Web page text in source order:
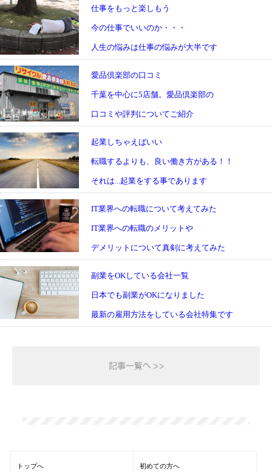
仕事をもっと楽しもう
今の仕事でいいのか・・・
人生の悩みは仕事の悩みが大半です
愛品倶楽部の口コミ
千葉を中心に5店舗。愛品倶楽部の
口コミや評判についてご紹介
起業しちゃえばいい
転職するよりも、良い働き方がある！！
それは...起業をする事であります
IT業界への転職について考えてみた
IT業界への転職のメリットや
デメリットについて真剣に考えてみた
副業をOKしている会社一覧
日本でも副業がOKになりました
最新の雇用方法をしている会社特集です
トップへ 初めての方へ